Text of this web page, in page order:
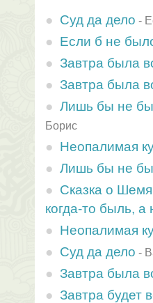
Суд да дело -
Если б не
Завтра была
Завтра была
Лишь бы не
Борис
Неопалимая
Лишь бы не
Сказка о
когда-то быль, а
Неопалимая
Суд да дело -
Завтра была
Завтра будет